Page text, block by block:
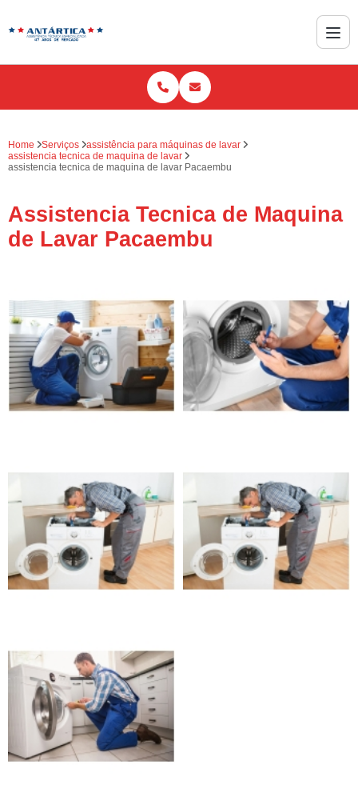
Home Serviços
assistência para máquinas de lavar
assistencia tecnica de maquina de lavar
assistencia tecnica de maquina de lavar Pacaembu
Assistencia Tecnica de Maquina
de Lavar Pacaembu